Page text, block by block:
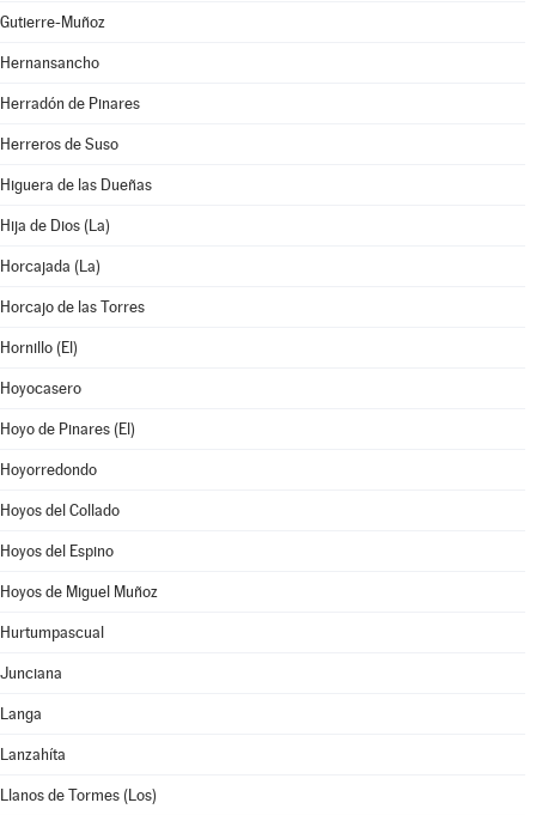
Gutierre-Muñoz
Hernansancho
Herradón de Pinares
Herreros de Suso
Higuera de las Dueñas
Hija de Dios (La)
Horcajada (La)
Horcajo de las Torres
Hornillo (El)
Hoyocasero
Hoyo de Pinares (El)
Hoyorredondo
Hoyos del Collado
Hoyos del Espino
Hoyos de Miguel Muñoz
Hurtumpascual
Junciana
Langa
Lanzahíta
Llanos de Tormes (Los)